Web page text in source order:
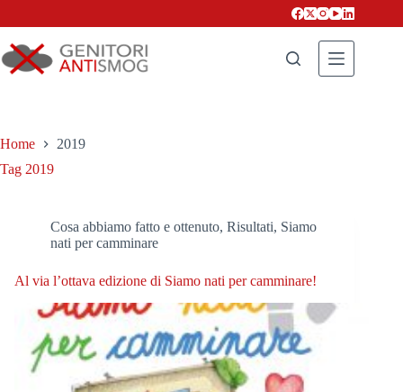
Home
2019
Tag 2019
Cosa abbiamo fatto e ottenuto, Risultati, Siamo
nati per camminare
Al via l’ottava edizione di Siamo nati per camminare!